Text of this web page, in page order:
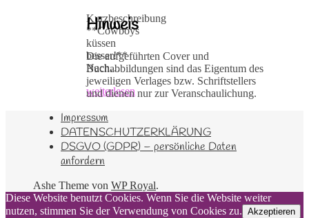
Kurzbeschreibung
**Cowboys
küssen
besser!**
Nach…
weiterlesen
Hinweis
Die aufgeführten Cover und
Buchabbildungen sind das Eigentum des
jeweiligen Verlages bzw. Schriftstellers
und dienen nur zur Veranschaulichung.
Impressum
DATENSCHUTZERKLÄRUNG
DSGVO (GDPR) – persönliche Daten
anfordern
Ashe Theme von WP Royal.
Diese Website benutzt Cookies. Wenn Sie die Website weiter
nutzen, stimmen Sie der Verwendung von Cookies zu. Akzeptieren